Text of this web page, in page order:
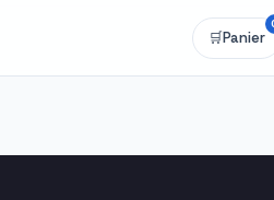
🛒Panier